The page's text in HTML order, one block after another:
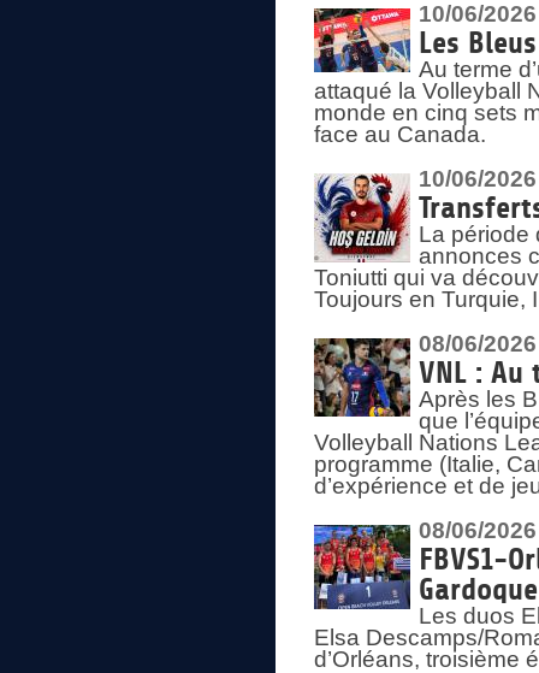
10/06/2026
Les
Au terme
attaqué la Volleyball
monde en cinq sets
face au Canada.
10/06/2026
La période
annonces
Toniutti qui va
Toujours en Turquie,
08/06/2026
VNL : Au
Après les
que
Volleyball Nations
programme (Italie,
d’expérience et de
08/06/2026
FBVS1-
Les duos
Elsa Descamps/
d’Orléans, troisième